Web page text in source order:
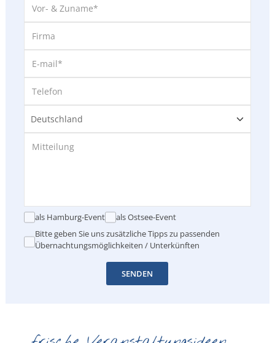
als Hamburg-Event
als Ostsee-Event
Bitte geben Sie uns zusätzliche Tipps zu passenden
Übernachtungsmöglichkeiten / Unterkünften
SENDEN